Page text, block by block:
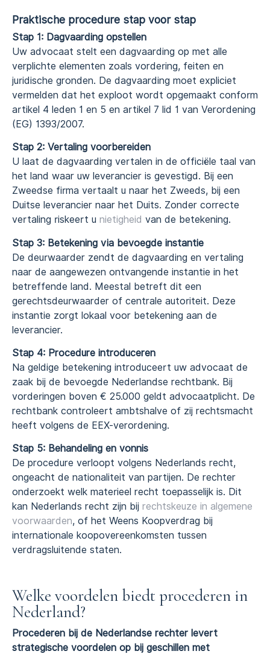
Praktische procedure stap voor stap
Stap 1: Dagvaarding opstellen
Uw advocaat stelt een dagvaarding op met alle
verplichte elementen zoals vordering, feiten en
juridische gronden. De dagvaarding moet expliciet
vermelden dat het exploot wordt opgemaakt conform
artikel 4 leden 1 en 5 en artikel 7 lid 1 van Verordening
(EG) 1393/2007.
Stap 2: Vertaling voorbereiden
U laat de dagvaarding vertalen in de officiële taal van
het land waar uw leverancier is gevestigd. Bij een
Zweedse firma vertaalt u naar het Zweeds, bij een
Duitse leverancier naar het Duits. Zonder correcte
vertaling riskeert u nietigheid van de betekening.
Stap 3: Betekening via bevoegde instantie
De deurwaarder zendt de dagvaarding en vertaling
naar de aangewezen ontvangende instantie in het
betreffende land. Meestal betreft dit een
gerechtsdeurwaarder of centrale autoriteit. Deze
instantie zorgt lokaal voor betekening aan de
leverancier.
Stap 4: Procedure introduceren
Na geldige betekening introduceert uw advocaat de
zaak bij de bevoegde Nederlandse rechtbank. Bij
vorderingen boven € 25.000 geldt advocaatplicht. De
rechtbank controleert ambtshalve of zij rechtsmacht
heeft volgens de EEX-verordening.
Stap 5: Behandeling en vonnis
De procedure verloopt volgens Nederlands recht,
ongeacht de nationaliteit van partijen. De rechter
onderzoekt welk materieel recht toepasselijk is. Dit
kan Nederlands recht zijn bij rechtskeuze in algemene
voorwaarden, of het Weens Koopverdrag bij
internationale koopovereenkomsten tussen
verdragsluitende staten.
Welke voordelen biedt procederen in
Nederland?
Procederen bij de Nederlandse rechter levert
strategische voordelen op bij geschillen met